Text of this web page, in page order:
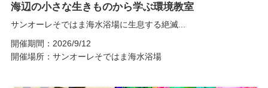
海辺の小さな生きものから学ぶ環境教室
サンオーレそではま海水浴場に生息する絶滅...
開催期間：2026/9/12
開催場所：サンオーレそではま海水浴場